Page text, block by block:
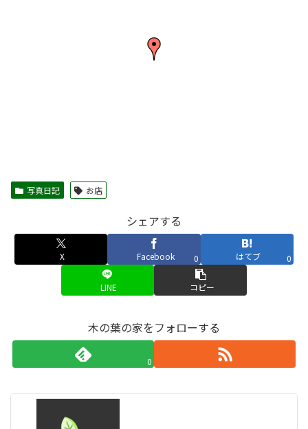
写真日記 お店
シェアする
X Facebook 0 はてブ 0
LINE コピー
木の葉の家をフォローする
0